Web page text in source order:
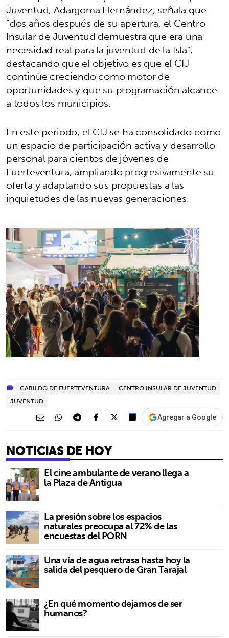
Juventud, Adargoma Hernández, señala que
“dos años después de su apertura, el Centro
Insular de Juventud demuestra que era una
necesidad real para la juventud de la Isla”,
destacando que el objetivo es que el CIJ
continúe creciendo como motor de
oportunidades y que su programación alcance
a todos los municipios.
En este periodo, el CIJ se ha consolidado como
un espacio de participación activa y desarrollo
personal para cientos de jóvenes de
Fuerteventura, ampliando progresivamente su
oferta y adaptando sus propuestas a las
inquietudes de las nuevas generaciones.
CABILDO DE FUERTEVENTURA
CENTRO INSULAR DE JUVENTUD
JUVENTUD
Agregar a Google
NOTICIAS DE HOY
El cine ambulante de verano llega a
la Plaza de Antigua
La presión sobre los espacios
naturales preocupa al 72% de las
encuestas del PORN
Una vía de agua retrasa hasta hoy la
salida del pesquero de Gran Tarajal
¿En qué momento dejamos de ser
humanos?